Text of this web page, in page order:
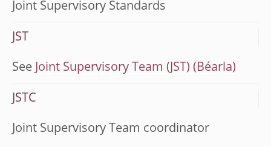
Joint Supervisory Standards
JST
See Joint Supervisory Team (JST)
JSTC
Joint Supervisory Team coordinator